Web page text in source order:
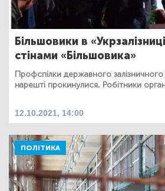
Більшовики в
стінами «Більшовика»
Профспілки державного
нарешті прокинулися. Робітники
12.10.2021, 14:00
ПОЛІТИКА